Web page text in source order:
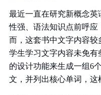
最近一直在研究新概念
性强、语法知识点前呼
而，这套书中文字内容
学生学习文字内容未免
的设计功能来生成一组6
文，并列出核心单词，这